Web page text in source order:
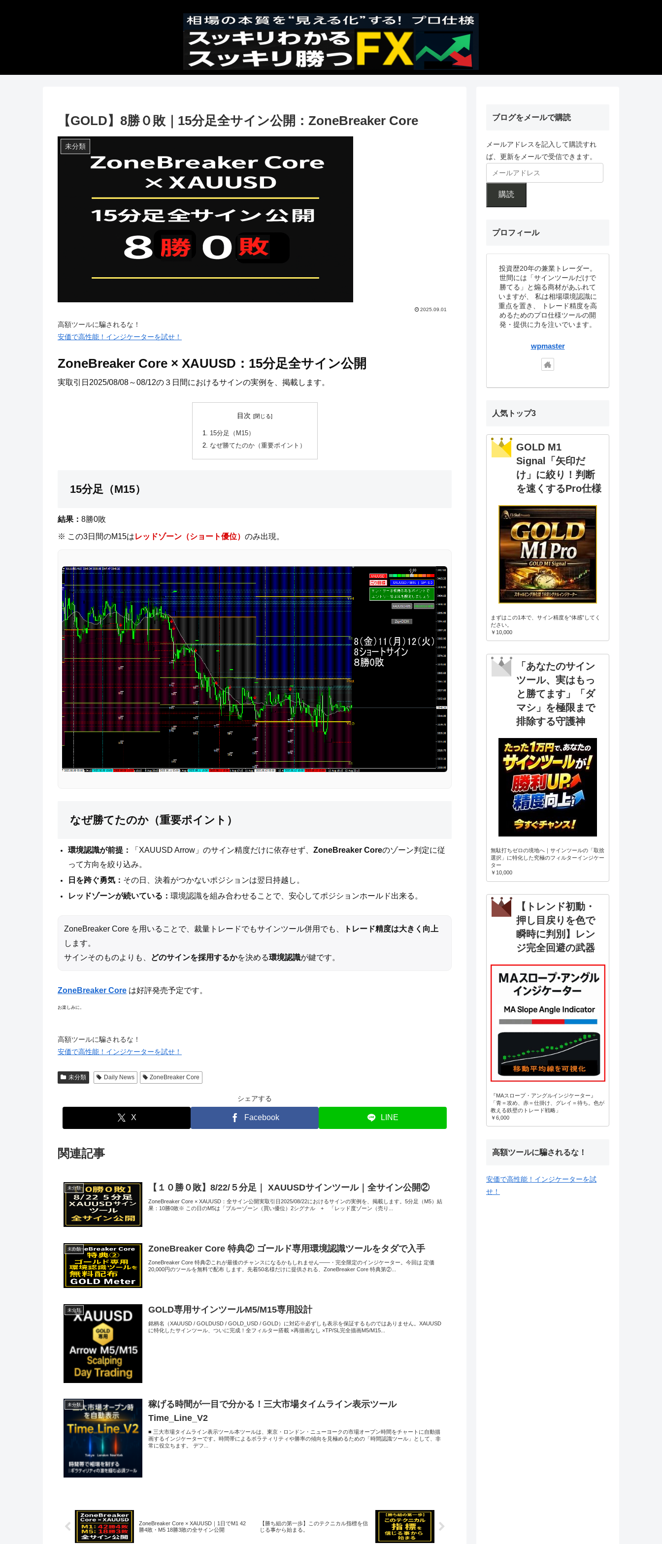
【GOLD】8勝０敗｜15分足全サイン公開：ZoneBreaker Core
未分類
2025.09.01
高額ツールに騙されるな！
安価で高性能！インジケーターを試せ！
ZoneBreaker Core × XAUUSD：15分足全サイン公開
実取引日2025/08/08～08/12の３日間におけるサインの実例を、掲載します。
目次
15分足（M15）
なぜ勝てたのか（重要ポイント）
15分足（M15）
結果： 8勝0敗
※ この3日間のM15はレッドゾーン（ショート優位） のみ出現。
なぜ勝てたのか（重要ポイント）
環境認識が前提： 「XAUUSD Arrow」のサイン精度だけに依存せず、 ZoneBreaker Coreのゾーン判定に従
って方向を絞り込み。
日を跨ぐ勇気： その日、決着がつかないポジションは翌日持越し。
レッドゾーンが続いている： 環境認識を組み合わせることで、安心してポジションホールド出来る。
ZoneBreaker Core を用いることで、裁量トレードでもサインツール併用でも、
トレード精度は大きく向上
します。
サインそのものよりも、
どのサインを採用するかを決める環境認識が鍵です。
ZoneBreaker Core は好評発売予定です。
お楽しみに。
高額ツールに騙されるな！
安価で高性能！インジケーターを試せ！
未分類 Daily News ZoneBreaker Core
シェアする
X Facebook LINE
関連記事
未分類 【１０勝０敗】8/22/５分足｜ XAUUSDサインツール｜全サイン公開②
ZoneBreaker Core × XAUUSD：全サイン公開実取引日2025/08/22におけるサインの実例を、掲載します。5分足（M5）結
果：10勝0敗※ この日のM5は「ブルーゾーン（買い優位）2シグナル + 「レッド度ゾーン（売り...
未分類 ZoneBreaker Core 特典② ゴールド専用環境認識ツールをタダで入手
ZoneBreaker Core 特典②これが最後のチャンスになるかもしれません――・完全限定のインジケーター。今回は 定価
20,000円のツールを無料で配布 します。先着50名様だけに提供される、ZoneBreaker Core 特典第②...
未分類 GOLD専用サインツールM5/M15専用設計
銘柄名（XAUUSD / GOLDUSD / GOLD_USD / GOLD）に対応※必ずしも表示を保証するものではありません。XAUUSD
に特化したサインツール、ついに完成！全フィルター搭載 ×再描画なし ×TP/SL完全描画M5/M15...
未分類
稼げる時間が一目で分かる！三大市場タイムライン表示ツール
Time_Line_V2
■ 三大市場タイムライン表示ツール本ツールは、東京・ロンドン・ニューヨークの市場オープン時間をチャートに自動描
画するインジケーターです。時間帯によるボラティリティや勝率の傾向を見極めるための「時間認識ツール」として、非
常に役立ちます。 デフ...
ZoneBreaker Core × XAUUSD｜1日でM1 42
勝4敗・M5 18勝3敗の全サイン公開
【勝ち組の第一歩】このテクニカル指標を信
じる事から始まる。
ブログをメールで購読
メールアドレスを記入して購読すれ
ば、更新をメールで受信できます。
購読
プロフィール
投資歴20年の兼業トレーダー。
世間には「サインツールだけで
勝てる」と煽る商材があふれて
いますが、 私は相場環境認識に
重点を置き、 トレード精度を高
めるためのプロ仕様ツールの開
発・提供に力を注いでいます。
wpmaster
人気トップ3
GOLD M1
Signal「矢印だ
け」に絞り！判断
を速くするPro仕様
まずはこの1本で、サイン精度を“体感”してく
ださい。
￥10,000
「あなたのサイン
ツール、実はもっ
と勝てます」「ダ
マシ」を極限まで
排除する守護神
無駄打ちゼロの境地へ｜サインツールの「取捨
選択」に特化した究極のフィルターインジケー
ター
￥10,000
【トレンド初動・
押し目戻りを色で
瞬時に判別】レン
ジ完全回避の武器
『MAスロープ・アングルインジケーター』
「青＝攻め、赤＝仕掛け、グレイ＝待ち。色が
教える鉄壁のトレード戦略」
￥6,000
高額ツールに騙されるな！
安価で高性能！インジケーターを試
せ！